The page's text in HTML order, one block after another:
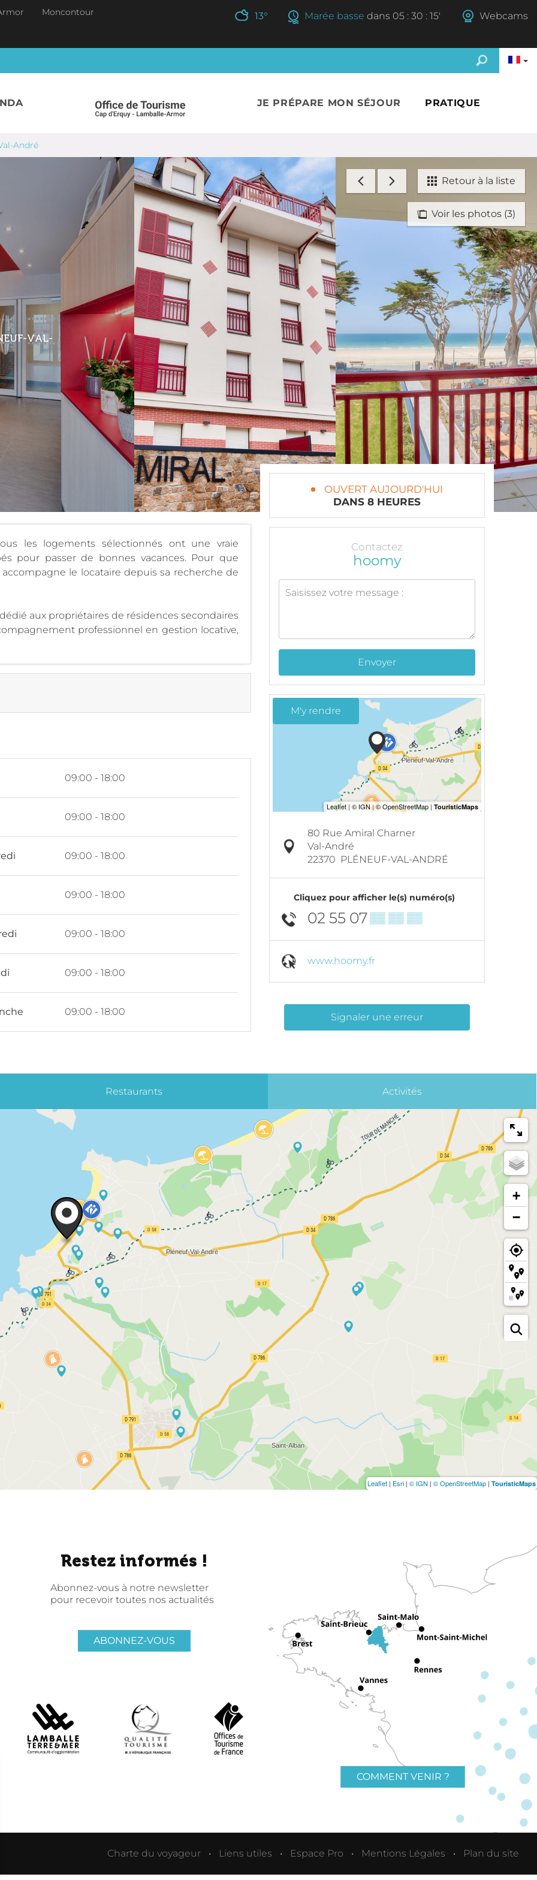
Moncontour 13° Marée basse dans 05 : 30 : 14' Webcams
JE PRÉPARE MON SÉJOUR PRATIQUE
André
Voir les photos (3)
Retour à la liste
VAL-
les logements sélectionnés ont une vraie
pour passer de bonnes vacances. Pour que
le locataire depuis sa recherche de
aux propriétaires de résidences secondaires
professionnel en gestion locative,
09:00 - 18:00
09:00 - 18:00
09:00 - 18:00
09:00 - 18:00
09:00 - 18:00
09:00 - 18:00
09:00 - 18:00
OUVERT AUJOURD'HUI
DANS 8 HEURES
Contactez
hoomy
Envoyer
M'y rendre
80 Rue Amiral Charner
Val-André
22370 PLÉNEUF-VAL-ANDRÉ
Cliquez pour afficher le(s) numéro(s)
02 55 07▒▒ ▒▒ ▒▒
www.hoomy.fr
Signaler une erreur
Restaurants Activités
+
−
Leaflet | Esri | © IGN | © OpenStreetMap | TouristicMaps
Restez informés !
Abonnez-vous à notre newsletter
pour recevoir toutes nos actualités
ABONNEZ-VOUS
COMMENT VENIR ?
Charte du voyageur Liens utiles Espace Pro Mentions Légales Plan du site